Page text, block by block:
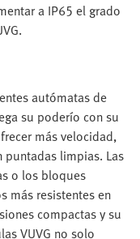
a IP65 el grado
autómatas de
su poderío con su
más velocidad,
puntadas limpias. Las
o los bloques
más resistentes en
compactas y su
VUVG no solo